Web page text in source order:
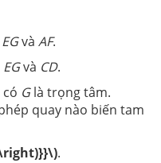
EGvà AF.
EGvà CD.
Glà trọng tâm.
quay nào biến tam
.